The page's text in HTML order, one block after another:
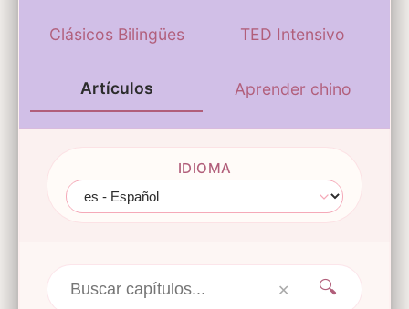
Clásicos Bilingües TED Intensivo
Artículos Aprender chino
IDIOMA
🔍
✕